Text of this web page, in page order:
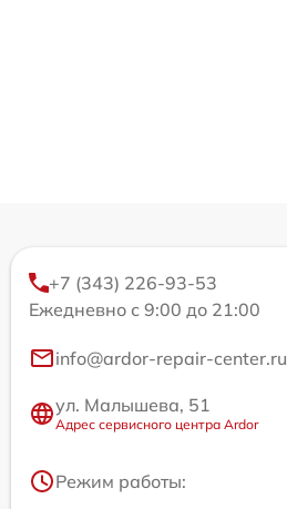
+7 (343) 226-93-53
Ежедневно с 9:00 до 21:00
info@ardor-repair-center.ru
ул. Малышева, 51
Адрес сервисного центра Ardor
Режим работы: